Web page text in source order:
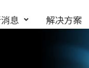
息 解决方案